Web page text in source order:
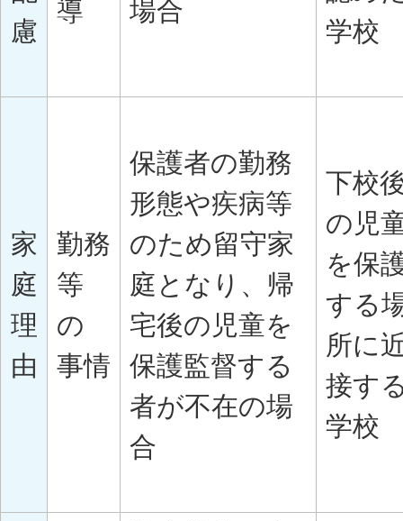
慮
導 場合
学校
家
庭
理
由
勤務
等
の
事情
保護者の勤務
形態や疾病等
のため留守家
庭となり、帰
宅後の児童を
保護監督する
者が不在の場
合
下校
の児
を保
する
所に
接す
学校